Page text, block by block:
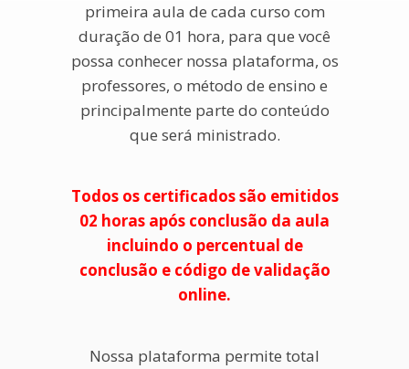
primeira aula de cada curso com
duração de 01 hora, para que você
possa conhecer nossa plataforma, os
professores, o método de ensino e
principalmente parte do conteúdo
que será ministrado.
Todos os certificados são emitidos
02 horas após conclusão da aula
incluindo o percentual de
conclusão e código de validação
online.
Nossa plataforma permite total